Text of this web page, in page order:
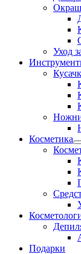
Уход
Косметика
Подарки